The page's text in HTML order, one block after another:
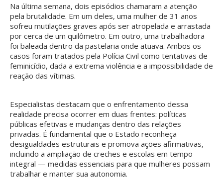
Na última semana, dois episódios chamaram a atenção
pela brutalidade. Em um deles, uma mulher de 31 anos
sofreu mutilações graves após ser atropelada e arrastada
por cerca de um quilômetro. Em outro, uma trabalhadora
foi baleada dentro da pastelaria onde atuava. Ambos os
casos foram tratados pela Polícia Civil como tentativas de
feminicídio, dada a extrema violência e a impossibilidade de
reação das vítimas.
Especialistas destacam que o enfrentamento dessa
realidade precisa ocorrer em duas frentes: políticas
públicas efetivas e mudanças dentro das relações
privadas. É fundamental que o Estado reconheça
desigualdades estruturais e promova ações afirmativas,
incluindo a ampliação de creches e escolas em tempo
integral — medidas essenciais para que mulheres possam
trabalhar e manter sua autonomia.